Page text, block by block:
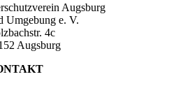
Augsburg
Umgebung e. V.
4c
Augsburg